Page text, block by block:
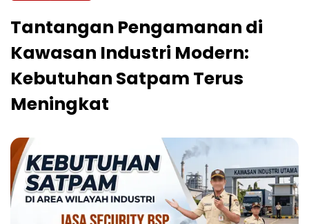
Tantangan Pengamanan di
Kawasan Industri Modern:
Kebutuhan Satpam Terus
Meningkat